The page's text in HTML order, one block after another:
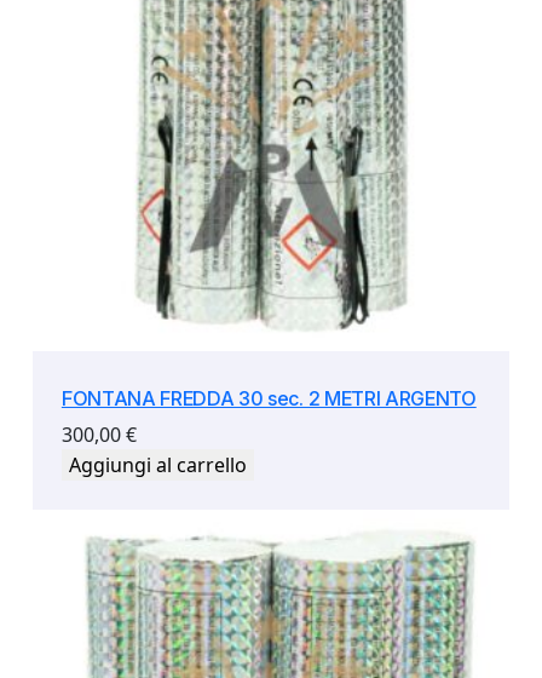
FONTANA FREDDA 30 sec. 2 METRI ARGENTO
300,00€
Aggiungi al carrello